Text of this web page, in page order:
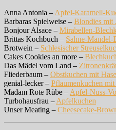
Anna Antonia – Apfel-Karamell-
Barbaras Spielweise – Blondies mit
Bonjour Alsace – Mirabellen-
Brittas Kochbuch – Sahne-Mandel-
Brotwein – Schlesischer
Cakes Cookies an more –
Das Mädel vom Land –
Fliederbaum – Obstkuchen mit
genial-lecker – Pflaumenkuchen
Madam Rote Rübe – Apfel-Nuss-
Turbohausfrau – Apfelkuchen
Unser Meating – Cheesecake-